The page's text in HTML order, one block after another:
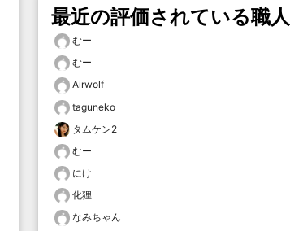
最近の評価されている職人
むー
むー
Airwolf
taguneko
タムケン2
むー
にけ
化狸
なみちゃん